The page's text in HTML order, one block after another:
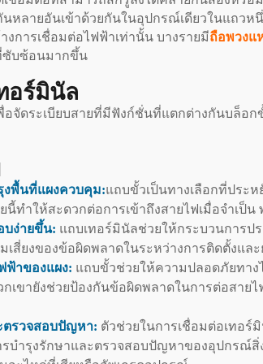
หลายอันเข้าด้วยกันในอุปกรณ์เดียวในแถว
การเชื่อมต่อไฟฟ้าเท่านั้น บางรายมีถือพวงแ
ซับซ้อนมากขึ้น
อร์มินัล
จัดระเบียบสายที่มีฟังก์ชั่นที่แตกต่างกันบล็อ
งพื้นที่แผงควบคุม:แถบขั้วเป็นทางเลือกที่ประ
ยนี้ทำให้สะดวกต่อการเข้าถึงสายไฟเมื่อจำ
บง่ายขึ้น: แถบเทอร์มินัลช่วยให้กระบวนการป
เสี่ยงของข้อผิดพลาดในระหว่างการติดตั้งแล
ฟ้าของแผง: แถบขั้วช่วยให้ความปลอดภัยทาง
เขายังช่วยป้องกันข้อผิดพลาดในการต่อสาย
ตรวจสอบปัญหา: ตัวช่วยในการเชื่อมต่อเทอร์
รบำรุงรักษาและตรวจสอบปัญหาของอุปกรณ์